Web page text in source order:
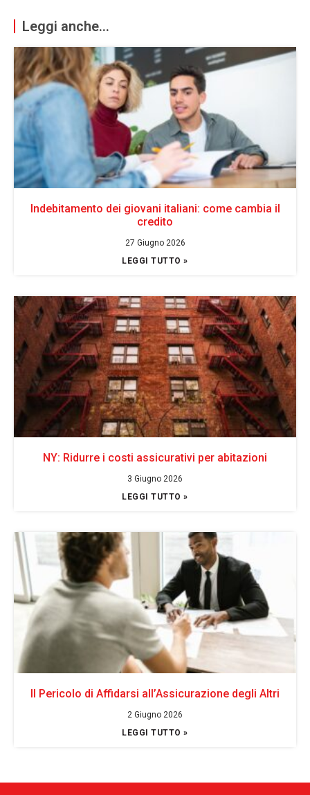
Leggi anche...
Indebitamento dei giovani italiani: come cambia il
credito
27 Giugno 2026
LEGGI TUTTO »
NY: Ridurre i costi assicurativi per abitazioni
3 Giugno 2026
LEGGI TUTTO »
Il Pericolo di Affidarsi all’Assicurazione degli Altri
2 Giugno 2026
LEGGI TUTTO »